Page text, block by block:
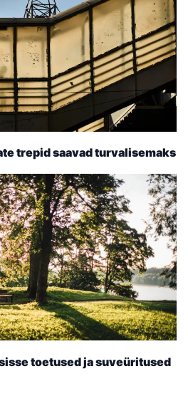
trepid saavad turvalisemaks
toetused ja suveüritused